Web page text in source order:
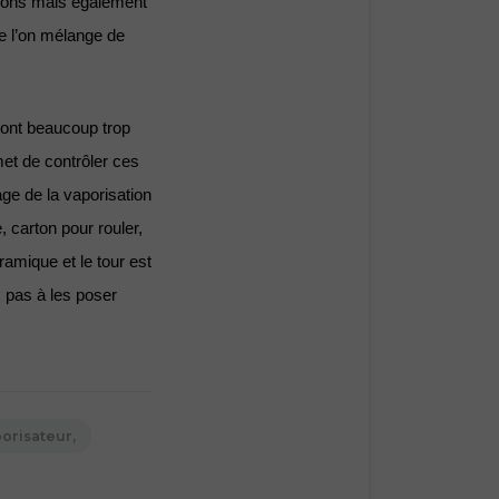
l’on mélange de
beaucoup trop
de contrôler ces
de la vaporisation
carton pour rouler,
et le tour est
pas à les poser